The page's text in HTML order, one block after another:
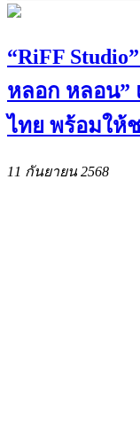
“RiFF
หลอก หลอน”
ไทย พร้อมให้
11 กันยายน 2568